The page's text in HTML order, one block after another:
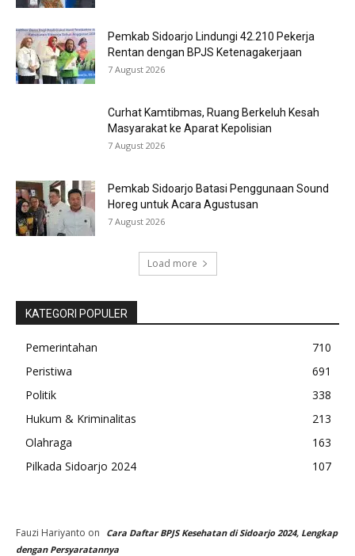
Pemkab Sidoarjo Lindungi 42.210 Pekerja
Rentan dengan BPJS Ketenagakerjaan
7 August 2026
Curhat Kamtibmas, Ruang Berkeluh Kesah
Masyarakat ke Aparat Kepolisian
7 August 2026
Pemkab Sidoarjo Batasi Penggunaan Sound
Horeg untuk Acara Agustusan
7 August 2026
Load more
KATEGORI POPULER
Pemerintahan
710
Peristiwa
691
Politik
338
Hukum & Kriminalitas
213
Olahraga
163
Pilkada Sidoarjo 2024
107
Fauzi Hariyanto on
Cara Daftar BPJS Kesehatan di Sidoarjo 2024, Lengkap
dengan Persyaratannya